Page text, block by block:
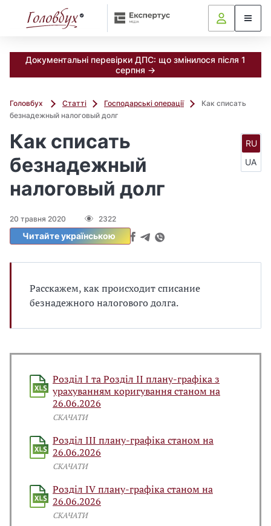
Документальні перевірки ДПС: що змінилося після 1
серпня →
Головбух Статті Господарські операції
Как списать
безнадежный налоговый долг
Как списать
безнадежный
налоговый долг
20 травня 2020 2322
Читайте українською
RU
UA
Расскажем, как происходит списание
безнадежного налогового долга.
Розділ І та Розділ ІІ плану-графіка з
урахуванням коригування станом на
26.06.2026
СКАЧАТИ
Розділ ІІІ плану-графіка станом на
26.06.2026
СКАЧАТИ
Розділ IV плану-графіка станом на
26.06.2026
СКАЧАТИ